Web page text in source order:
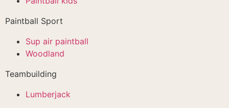
Paintball Sport
Sup air paintball
Woodland
Teambuilding
Lumberjack